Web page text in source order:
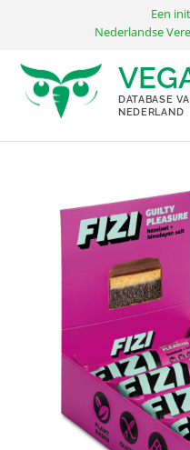
inhoud
Een
Nederlandse
DATABASE
NEDERLAND